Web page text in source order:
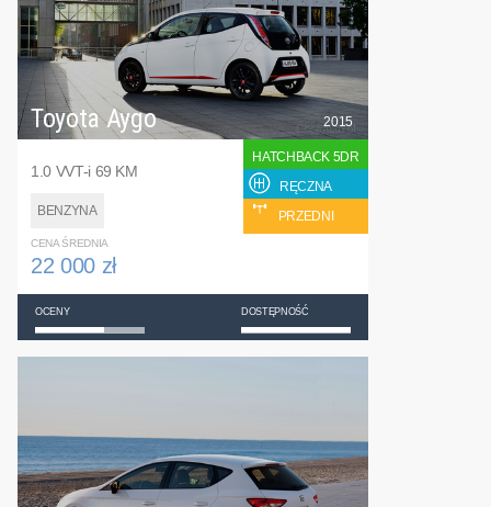
Toyota Aygo
1.0 VVT-i 69 KM
BENZYNA
2015
HATCHBACK 5DR
RĘCZNA
PRZEDNI
CENA ŚREDNIA
22 000 zł
OCENY DOSTĘPNOŚĆ